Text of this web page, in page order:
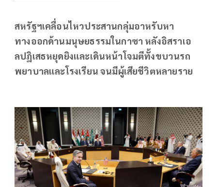
สหรัฐฯเคลื่อนไหวประสานกลุ่มอาหรับหา
ทางออกด้านมนุษยธรรมในกาซา หลังอิสราเอ
ลปฎิเสธหยุดยิงและเดินหน้าโจมตีทั้งขบวนรถ
พยาบาลและโรงเรียน จนมีผู้เสียชีวิตหลายราย